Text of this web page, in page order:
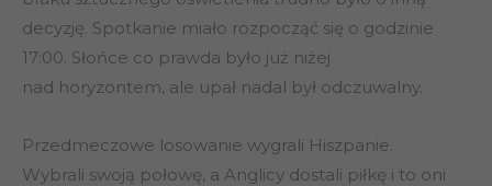
decyzję. Spotkanie miało rozpocząć się o godzinie
17:00. Słońce co prawda było już niżej
nad horyzontem, ale upał nadal był odczuwalny.
Przedmeczowe losowanie wygrali Hiszpanie.
Wybrali swoją połowę, a Anglicy dostali piłkę i to oni